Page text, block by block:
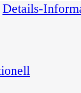
Details-